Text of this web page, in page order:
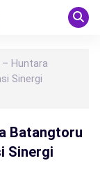
– Huntara
Sinergi
Batangtoru
Sinergi